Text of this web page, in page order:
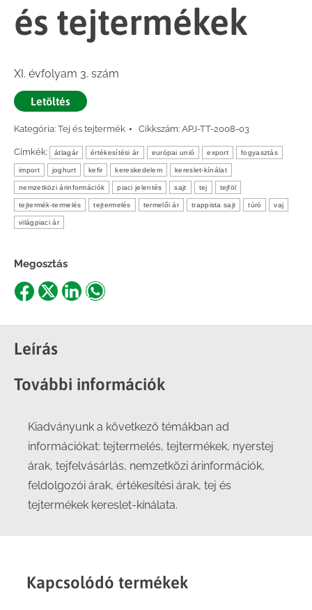
és tejtermékek
XI. évfolyam 3. szám
Letöltés
Kategória: Tej és tejtermék Cikkszám: APJ-TT-2008-03
Címkék: átlagár értékesítési ár európai unió export fogyasztás
import joghurt kefir kereskedelem kereslet-kínálat
nemzetközi árinformációk piaci jelentés sajt tej tejföl
tejtermék-termelés tejtermelés termelői ár trappista sajt túró vaj
világpiaci ár
Megosztás
Share
Facebook
Share
X
ShareShare
Leírás
További információk
Kiadványunk a következő témákban ad
információkat: tejtermelés, tejtermékek, nyerstej
árak, tejfelvásárlás, nemzetközi árinformációk,
feldolgozói árak, értékesítési árak, tej és
tejtermékek kereslet-kínálata.
Kapcsolódó termékek